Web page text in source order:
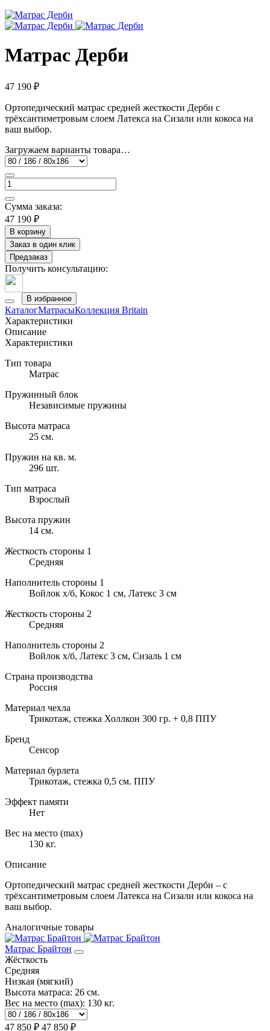
Матрас Дерби
47 190 ₽
Ортопедический матрас средней жесткости Дерби с
трёхсантиметровым слоем Латекса на Сизали или кокоса на
ваш выбор.
Загружаем варианты товара…
Сумма заказа:
47 190 ₽
В корзину
Заказ в один клик
Предзаказ
Получить консультацию:
В избранное
КаталогМатрасыКоллекция Britain
Характеристики
Описание
Характеристики
Тип товара
Матрас
Пружинный блок
Независимые пружины
Высота матраса
25 см.
Пружин на кв. м.
296 шт.
Тип матраса
Взрослый
Высота пружин
14 см.
Жесткость стороны 1
Средняя
Наполнитель стороны 1
Войлок х/б, Кокос 1 см, Латекс 3 см
Жесткость стороны 2
Средняя
Наполнитель стороны 2
Войлок х/б, Латекс 3 см, Сизаль 1 см
Страна производства
Россия
Материал чехла
Трикотаж, стежка Холлкон 300 гр. + 0,8 ППУ
Бренд
Сенсор
Материал бурлета
Трикотаж, стежка 0,5 см. ППУ
Эффект памяти
Нет
Вес на место (max)
130 кг.
Описание
Ортопедический матрас средней жесткости Дерби – с
трёхсантиметровым слоем Латекса на Сизали или кокоса на
ваш выбор.
Аналогичные товары
Матрас Брайтон
Жёсткость
Средняя
Низкая (мягкий)
Высота матраса: 26 см.
Вес на место (max): 130 кг.
47 850 ₽ 47 850 ₽